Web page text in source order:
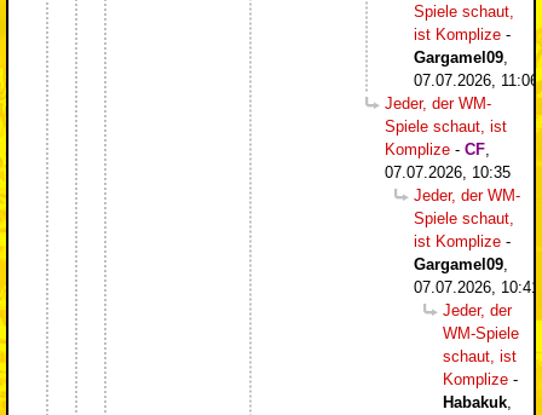
Spiele schaut,
ist Komplize -
Gargamel09,
07.07.2026, 11:06
Jeder, der WM-
Spiele schaut, ist
Komplize - CF,
07.07.2026, 10:35
Jeder, der WM-
Spiele schaut,
ist Komplize -
Gargamel09,
07.07.2026, 10:41
Jeder, der
WM-Spiele
schaut, ist
Komplize -
Habakuk,